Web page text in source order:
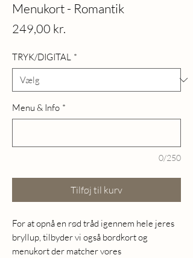
Menukort - Romantik
249,00 kr.
TRYK/DIGITAL *
Menu & Info *
0/250
Tilføj til kurv
For at opnå en rød tråd igennem hele jeres
bryllup, tilbyder vi også bordkort og
menukort der matcher vores